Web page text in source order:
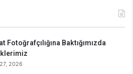
Fotoğrafçılığına Baktığımızda
2026